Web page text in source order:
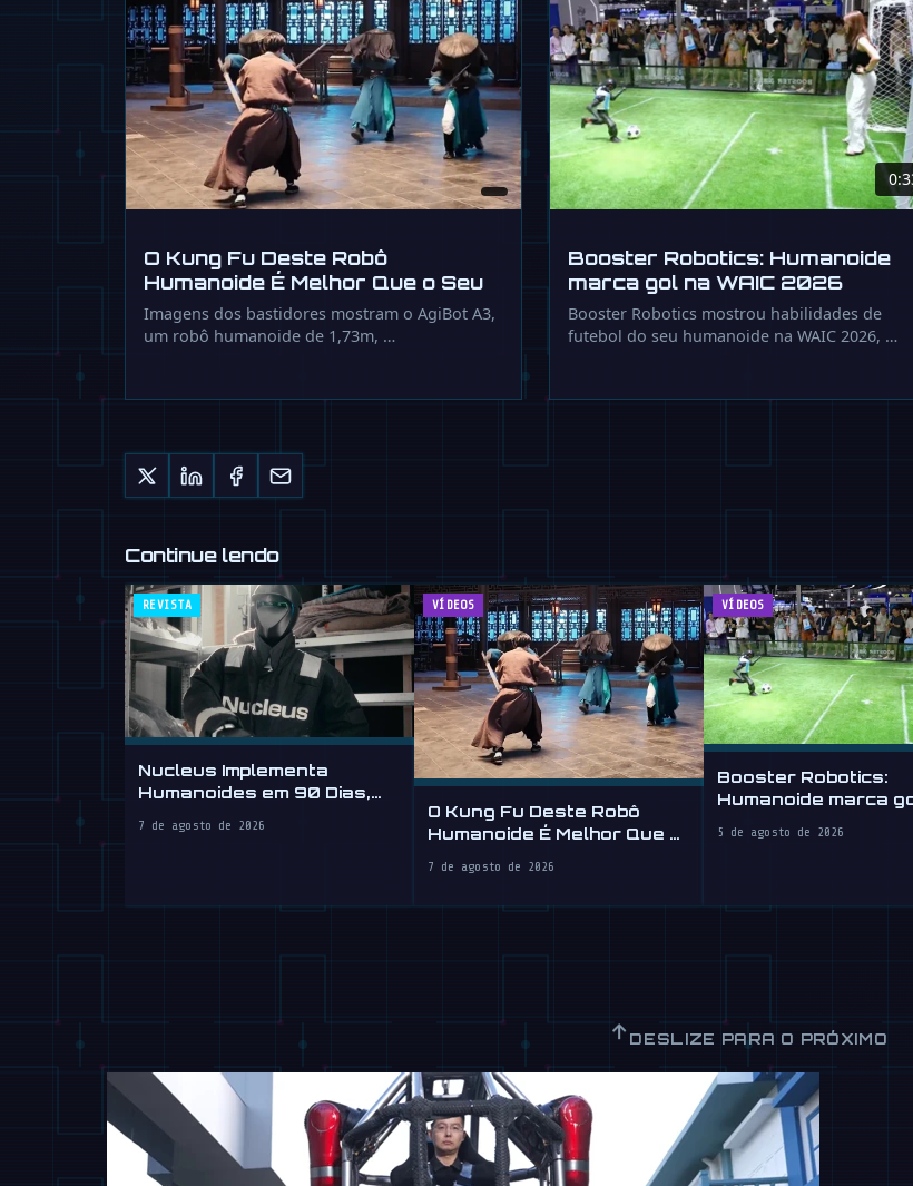
O Kung Fu Deste Robô
Humanoide É Melhor Que o Seu
Imagens dos bastidores mostram o AgiBot A3,
um robô humanoide de 1,73m, …
Booster Robotics: Humanoide
marca gol na WAIC 2026
Booster Robotics mostrou habilidades de
futebol do seu humanoide na WAIC 2026, …
Continue lendo
REVISTA
Nucleus Implementa
Humanoides em 90 Dias,
Hora
7 de agosto de 2026
VÍDEOS
O Kung Fu Deste Robô
Humanoide É Melhor Que o
7 de agosto de 2026
VÍDEOS
Booster Robotics:
Humanoide marca
5 de agosto de 2026
↑DESLIZE PARA O PRÓXIMO